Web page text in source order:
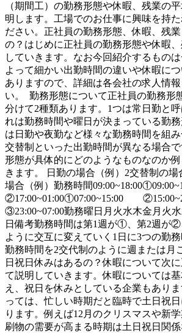
（期間工）の勤務形態や休暇、残業の
明します。工場でのお仕事に興味を持
ださい。正社員の勤務形態、休暇、残
の？はじめに正社員の勤務形態や休暇
していきます。なお今回紹介するもの
よって細かい出勤時間の違いや休暇に
ありますので、詳細は各会社の求人情
い。 勤務形態について正社員の勤務形
分けて2種類あります。1つは常日勤と
れは勤務時間や曜日が決まっている勤
は日勤や夜勤など様々な勤務時間を組
交替制といった出勤時間が異なる場合
形態が具体的にどのようなものなのか
きます。 日勤の場合（例）2交替制の
場合（例）勤務時間
②17:00~01:00①07:00~15:00
③23:00~07:00勤務曜日月火水木金月火
日備考勤務時間は第1週が①、第2週が
ように交互に変えていく1日に3つの勤
勤務時間を2交代制のように週または月
日祝日休みはあるの？休暇について次
て説明していきます。休暇については
え、祝日を休みとしている企業もあり
っては、忙しい時期だと臨時で土日祝
ります。例えば12月のクリスマスや新
刷物の需要が高まる時期は土日祝日関